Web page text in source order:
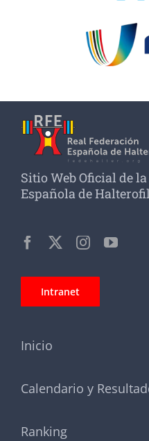
Sitio Web Oficial de
Española de
Intranet
Inicio
Calendario y
Ranking